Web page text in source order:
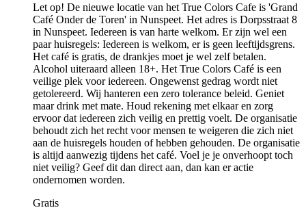
Let op! De nieuwe locatie van het True Colors Cafe is 'Grand
Café Onder de Toren' in Nunspeet. Het adres is Dorpsstraat 8
in Nunspeet. Iedereen is van harte welkom. Er zijn wel een
paar huisregels: Iedereen is welkom, er is geen leeftijdsgrens.
Het café is gratis, de drankjes moet je wel zelf betalen.
Alcohol uiteraard alleen 18+. Het True Colors Café is een
veilige plek voor iedereen. Ongewenst gedrag wordt niet
getolereerd. Wij hanteren een zero tolerance beleid. Geniet
maar drink met mate. Houd rekening met elkaar en zorg
ervoor dat iedereen zich veilig en prettig voelt. De organisatie
behoudt zich het recht voor mensen te weigeren die zich niet
aan de huisregels houden of hebben gehouden. De organisatie
is altijd aanwezig tijdens het café. Voel je je onverhoopt toch
niet veilig? Geef dit dan direct aan, dan kan er actie
ondernomen worden.
Gratis